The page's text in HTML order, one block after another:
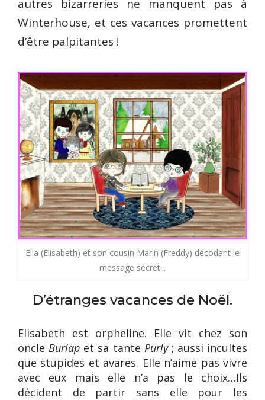
autres bizarreries ne manquent pas à
Winterhouse, et ces vacances promettent
d’être palpitantes !
Ella (Elisabeth) et son cousin Marin (Freddy) décodant le
message secret...
D’étranges vacances de Noël.
Elisabeth est orpheline. Elle vit chez son
oncle Burlap et sa tante Purly; aussi incultes
que stupides et avares. Elle n’aime pas vivre
avec eux mais elle n’a pas le choix…Ils
décident de partir sans elle pour les